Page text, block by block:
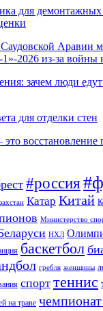
для
Аравии
2026 из-за войны
зачем люди
для отделки стен
восстановление
#россия
Катар Китай
Министерство
НХЛ
баскетбол
гребля женщины
спорт теннис
на траве